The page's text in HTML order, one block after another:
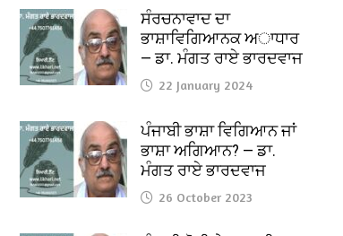
ਸੰਰਚਨਾਵਾਦ ਦਾ
ਭਾਸ਼ਾਵਿਗਿਆਨਕ ਅਾਧਾਰ
— ਡਾ. ਮੰਗਤ ਰਾਏ ਭਾਰਦਵਾਜ
22 January 2024
ਪੰਜਾਬੀ ਭਾਸ਼ਾ ਵਿਗਿਆਨ ਜਾਂ
ਭਾਸ਼ਾ ਅਗਿਆਨ? — ਡਾ.
ਮੰਗਤ ਰਾਏ ਭਾਰਦਵਾਜ
26 October 2023